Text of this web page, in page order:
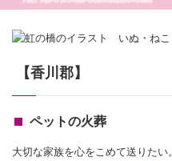
【香川郡】
ペットの火葬
大切な家族を心をこめて送りたい。